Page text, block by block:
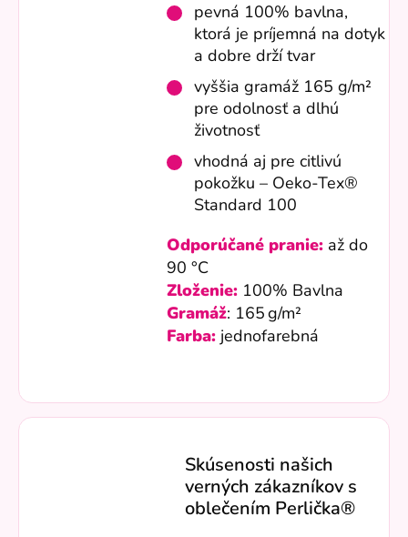
pevná 100% bavlna,
ktorá je príjemná na dotyk
a dobre drží tvar
vyššia gramáž 165 g/m²
pre odolnosť a dlhú
životnosť
vhodná aj pre citlivú
pokožku – Oeko-Tex®
Standard 100
Odporúčané pranie: až do
90 °C
Zloženie: 100% Bavlna
Gramáž: 165 g/m²
Farba: jednofarebná
Skúsenosti našich
verných zákazníkov s
oblečením Perlička®